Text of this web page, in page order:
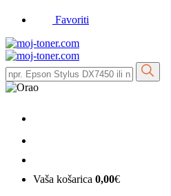
Favoriti
Vaša košarica 0,00€